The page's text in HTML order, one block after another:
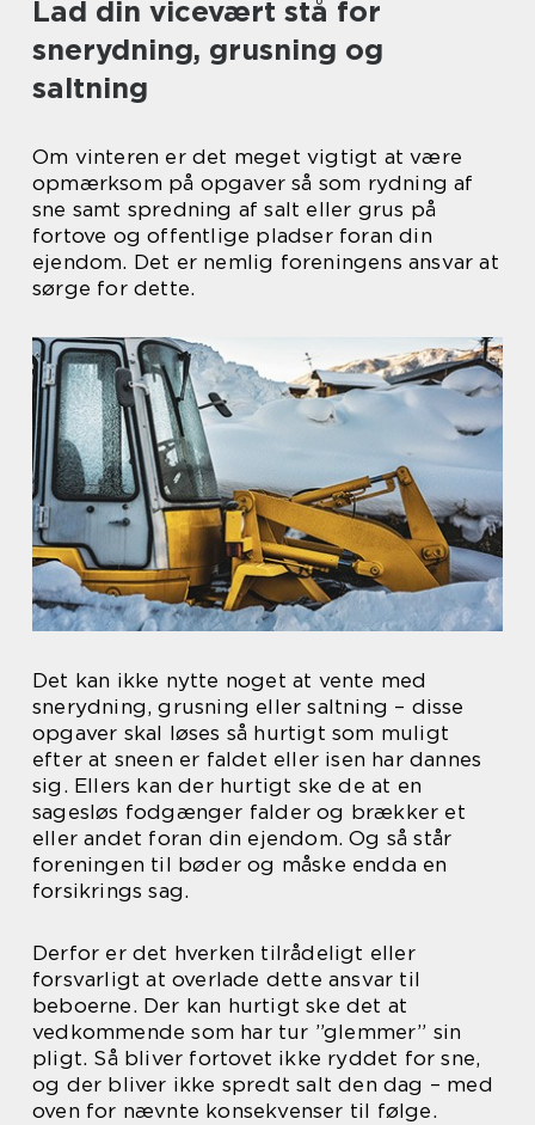
Lad din vicevært stå for
snerydning, grusning og
saltning
Om vinteren er det meget vigtigt at være
opmærksom på opgaver så som rydning af
sne samt spredning af salt eller grus på
fortove og offentlige pladser foran din
ejendom. Det er nemlig foreningens ansvar at
sørge for dette.
Det kan ikke nytte noget at vente med
snerydning, grusning eller saltning – disse
opgaver skal løses så hurtigt som muligt
efter at sneen er faldet eller isen har dannes
sig. Ellers kan der hurtigt ske de at en
sagesløs fodgænger falder og brækker et
eller andet foran din ejendom. Og så står
foreningen til bøder og måske endda en
forsikrings sag.
Derfor er det hverken tilrådeligt eller
forsvarligt at overlade dette ansvar til
beboerne. Der kan hurtigt ske det at
vedkommende som har tur ”glemmer” sin
pligt. Så bliver fortovet ikke ryddet for sne,
og der bliver ikke spredt salt den dag – med
oven for nævnte konsekvenser til følge.